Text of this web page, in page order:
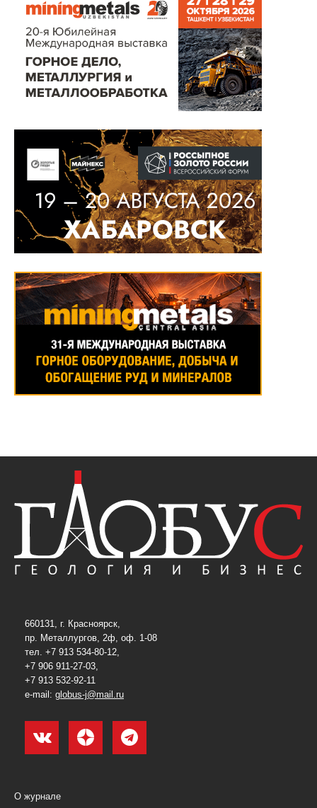
660131, г. Красноярск,
пр. Металлургов, 2ф, оф. 1-08
тел. +7 913 534-80-12,
+7 906 911-27-03,
+7 913 532-92-11
e-mail: globus-j@mail.ru
О журнале